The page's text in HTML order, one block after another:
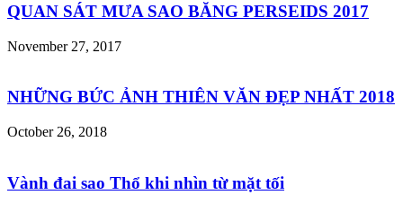
QUAN SÁT MƯA SAO BĂNG PERSEIDS 2017
November 27, 2017
NHỮNG BỨC ẢNH THIÊN VĂN ĐẸP NHẤT 2018
October 26, 2018
Vành đai sao Thổ khi nhìn từ mặt tối